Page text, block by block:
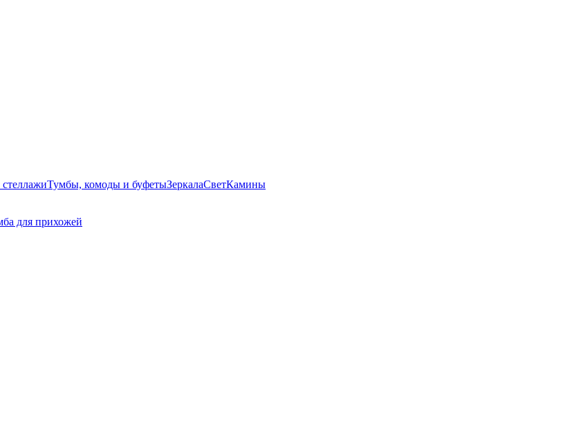
Тумбы, комоды и буфетыЗеркалаСветКамины
для прихожей